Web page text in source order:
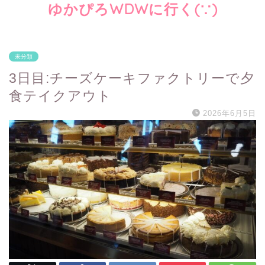
ゆかぴろWDWに行く(∵)
未分類
3日目:チーズケーキファクトリーで夕
食テイクアウト
2026年6月5日